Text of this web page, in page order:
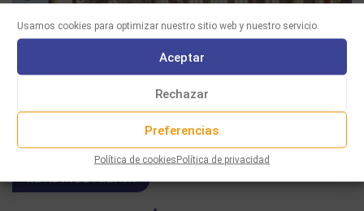
Usamos cookies para optimizar nuestro sitio web y nuestro servicio.
Aceptar
Rechazar
Preferencias
Política de cookiesPolítica de privacidad
REVISTA DE PRENSA